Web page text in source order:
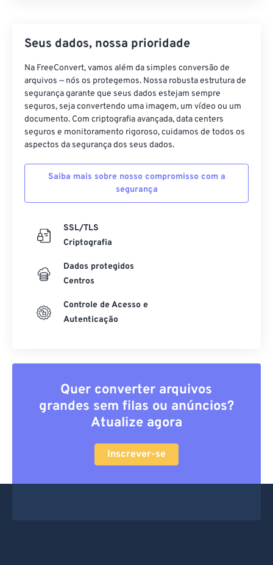
Seus dados, nossa prioridade
Na FreeConvert, vamos além da simples conversão de
arquivos — nós os protegemos. Nossa robusta estrutura de
segurança garante que seus dados estejam sempre
seguros, seja convertendo uma imagem, um vídeo ou um
documento. Com criptografia avançada, data centers
seguros e monitoramento rigoroso, cuidamos de todos os
aspectos da segurança dos seus dados.
Saiba mais sobre nosso compromisso com a
segurança
SSL/TLS
Criptografia
Dados protegidos
Centros
Controle de Acesso e
Autenticação
Quer converter arquivos
grandes sem filas ou anúncios?
Atualize agora
Inscrever-se